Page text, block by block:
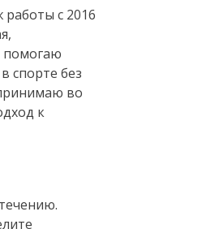
с 2016
помогаю
спорте без
во
к